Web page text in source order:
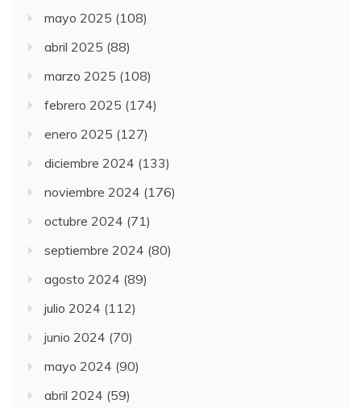
mayo 2025 (108)
abril 2025 (88)
marzo 2025 (108)
febrero 2025 (174)
enero 2025 (127)
diciembre 2024 (133)
noviembre 2024 (176)
octubre 2024 (71)
septiembre 2024 (80)
agosto 2024 (89)
julio 2024 (112)
junio 2024 (70)
mayo 2024 (90)
abril 2024 (59)